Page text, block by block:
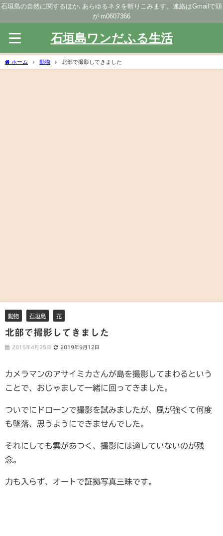
石垣島の自然に関するほか､あらゆるネタを斬りこみます。連絡はGmailで頭
が m0607366
石垣島ワンだふる生活
ホーム 動物 北部で撮影してきました
動物 石垣島 花
北部で撮影してきました
2015年4月25日 2019年9月12日
カメラマンのアサイミカさんが島を撮影してまわるという
ことで、おじゃまして一緒に回ってきました。
ついでにドローンで撮影を試みましたが、風が強くて何度
も墜落、思うようにできませんでした。
それにしても雲があつく、撮影には適していないのが残
念。
力も入らず、オートで証拠写真三昧です。